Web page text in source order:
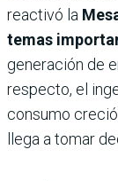
reactivó la
temas
generación de
respecto, el
consumo creció
llega a tomar